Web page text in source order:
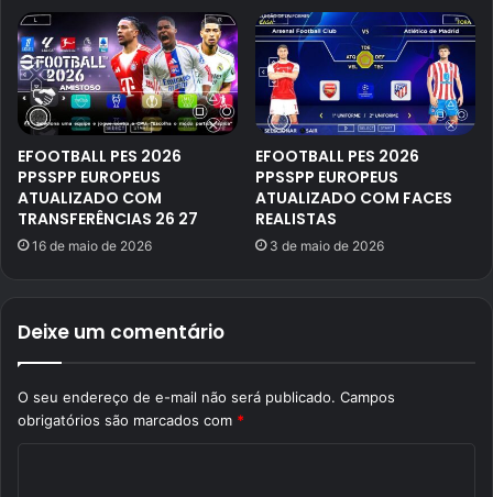
EFOOTBALL PES 2026
PPSSPP EUROPEUS
ATUALIZADO COM
TRANSFERÊNCIAS 26 27
16 de maio de 2026
EFOOTBALL PES 2026
PPSSPP EUROPEUS
ATUALIZADO COM FACES
REALISTAS
3 de maio de 2026
Deixe um comentário
O seu endereço de e-mail não será publicado. Campos
obrigatórios são marcados com *